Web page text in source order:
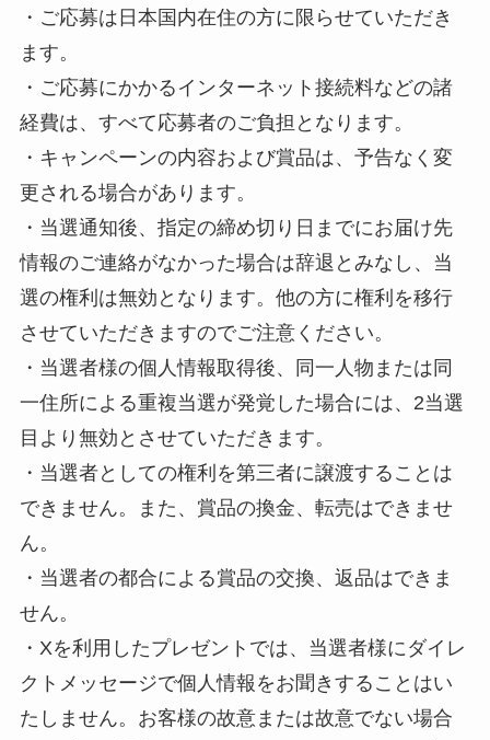
・ご応募は日本国内在住の方に限らせていただき
ます。
・ご応募にかかるインターネット接続料などの諸
経費は、すべて応募者のご負担となります。
・キャンペーンの内容および賞品は、予告なく変
更される場合があります。
・当選通知後、指定の締め切り日までにお届け先
情報のご連絡がなかった場合は辞退とみなし、当
選の権利は無効となります。他の方に権利を移行
させていただきますのでご注意ください。
・当選者様の個人情報取得後、同一人物または同
一住所による重複当選が発覚した場合には、2当選
目より無効とさせていただきます。
・当選者としての権利を第三者に譲渡することは
できません。また、賞品の換金、転売はできませ
ん。
・当選者の都合による賞品の交換、返品はできま
せん。
・Xを利用したプレゼントでは、当選者様にダイレ
クトメッセージで個人情報をお聞きすることはい
たしません。お客様の故意または故意でない場合